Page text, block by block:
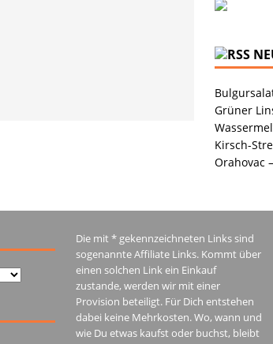
Grüner
Kirsch-
Orahovac
Die mit * gekennzeichneten Links sind
sogenannte Affiliate Links. Kommt über
einen solchen Link ein Einkauf
zustande, werden wir mit einer
Provision beteiligt. Für Dich entstehen
dabei keine Mehrkosten. Wo, wann und
wie Du etwas kaufst oder buchst, bleibt